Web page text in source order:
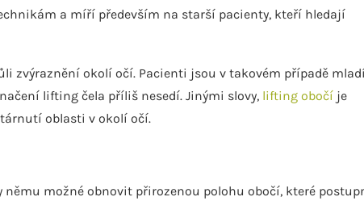
a míří především na starší pacienty, kteří hledají
zvýraznění okolí očí. Pacienti jsou v takovém případě
lifting čela příliš nesedí. Jinými slovy, lifting obočí je
oblasti v okolí očí.
možné obnovit přirozenou polohu obočí, které